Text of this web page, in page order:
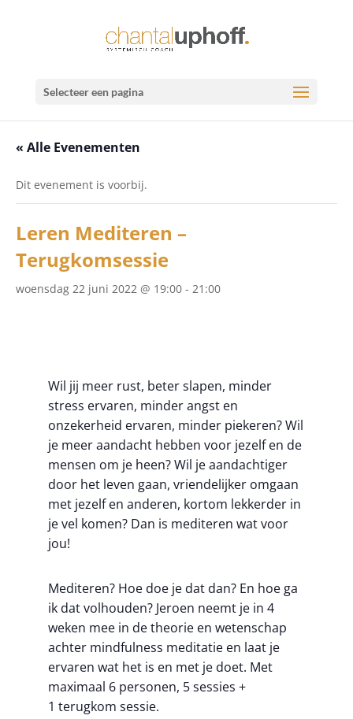
Selecteer een pagina
« Alle Evenementen
Dit evenement is voorbij.
Leren Mediteren –
Terugkomsessie
woensdag 22 juni 2022 @ 19:00 - 21:00
Wil jij meer rust, beter slapen, minder
stress ervaren, minder angst en
onzekerheid ervaren, minder piekeren? Wil
je meer aandacht hebben voor jezelf en de
mensen om je heen? Wil je aandachtiger
door het leven gaan, vriendelijker omgaan
met jezelf en anderen, kortom lekkerder in
je vel komen? Dan is mediteren wat voor
jou!
Mediteren? Hoe doe je dat dan? En hoe ga
ik dat volhouden? Jeroen neemt je in 4
weken mee in de theorie en wetenschap
achter mindfulness meditatie en laat je
ervaren wat het is en met je doet. Met
maximaal 6 personen, 5 sessies +
1 terugkom sessie.